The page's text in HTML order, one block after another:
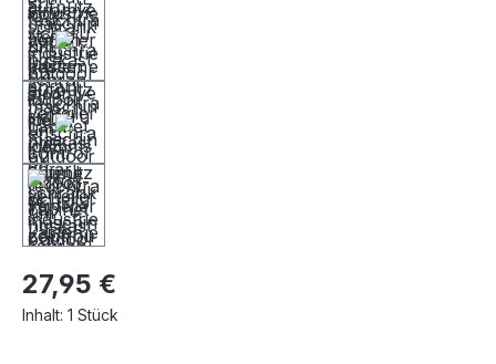
27,95 €
Inhalt: 1 Stück